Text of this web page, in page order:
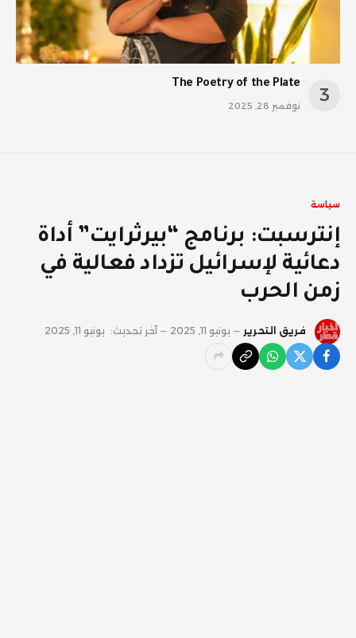
The Poetry of the Plate
نوفمبر 28, 2025
سياسة
إنترسبت: برنامج “بيرثرايت” أداة
دعائية لإسرائيل تزداد فعالية في
زمن الحرب
فريق التحرير يونيو 11, 2025 آخر تحديث: يونيو 11, 2025